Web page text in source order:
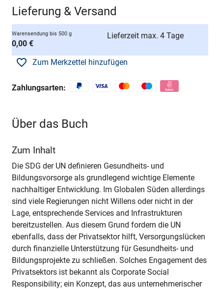
Lieferung & Versand
Warensendung bis 500 g
0,00 €
Lieferzeit max. 4 Tage
Zum Merkzettel hinzufügen
Zahlungsarten:
Über das Buch
Zum Inhalt
Die SDG der UN definieren Gesundheits- und
Bildungsvorsorge als grundlegend wichtige Elemente
nachhaltiger Entwicklung. Im Globalen Süden allerdings
sind viele Regierungen nicht Willens oder nicht in der
Lage, entsprechende Services and Infrastrukturen
bereitzustellen. Aus diesem Grund fordern die UN
ebenfalls, dass der Privatsektor hilft, Versorgungslücken
durch finanzielle Unterstützung für Gesundheits- und
Bildungsprojekte zu schließen. Solches Engagement des
Privatsektors ist bekannt als Corporate Social
Responsibility; ein Konzept, das aus unternehmerischer